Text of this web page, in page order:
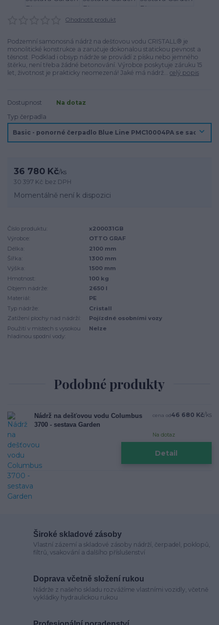
Ohodnotit produkt
Podzemní samonosná nádrž na dešťovou vodu CRISTALL® je
monolitické konstrukce a zaručuje dokonalou statickou pevnost a
těsnost. Podklad i obsyp nádrže se provádí z písku nebo jemného
štěrku, není třeba žádné betonování. Výrobce poskytuje záruku 15
let, životnost je prakticky neomezená! Jaké má nádrž... celý popis
Dostupnost
Na dotaz
Typ čerpadla
36 780 Kč/ks
30 397 Kč bez DPH
Momentálně není k dispozici
Číslo produktu:
x200031GB
Výrobce:
OTTO GRAF
Délka:
2100 mm
Šířka:
1300 mm
Výška:
1500 mm
Hmotnost:
100 kg
Objem nádrže:
2650 l
Materiál:
PE
Typ nádrže:
Cristall
Zatížení plochy nad nádrží:
Pojízdné osobními vozy
Použití v místech s vysokou
hladinou spodní vody:
Nelze
Podobné produkty
Nádrž na dešťovou vodu Columbus
3700 - sestava Garden
cena od46 680 Kč/ks
Na dotaz
Detail
Široké skladové zásoby
Vlastní zázemí a skladové zásoby nádrží, čerpadel, poklopů,
filtrů, vsakování a dalšího příslušenství
Doprava včetně složení rukou
Nádrže z našeho skladu rozvážíme vlastními vozidly, včetně
vykládky hydraulickou rukou